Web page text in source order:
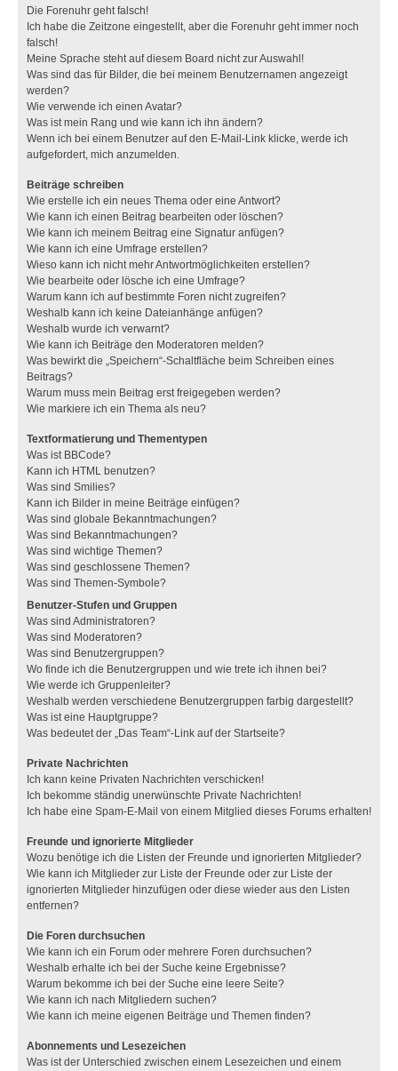
Die Forenuhr geht falsch!
Ich habe die Zeitzone eingestellt, aber die Forenuhr geht immer noch
falsch!
Meine Sprache steht auf diesem Board nicht zur Auswahl!
Was sind das für Bilder, die bei meinem Benutzernamen angezeigt
werden?
Wie verwende ich einen Avatar?
Was ist mein Rang und wie kann ich ihn ändern?
Wenn ich bei einem Benutzer auf den E-Mail-Link klicke, werde ich
aufgefordert, mich anzumelden.
Beiträge schreiben
Wie erstelle ich ein neues Thema oder eine Antwort?
Wie kann ich einen Beitrag bearbeiten oder löschen?
Wie kann ich meinem Beitrag eine Signatur anfügen?
Wie kann ich eine Umfrage erstellen?
Wieso kann ich nicht mehr Antwortmöglichkeiten erstellen?
Wie bearbeite oder lösche ich eine Umfrage?
Warum kann ich auf bestimmte Foren nicht zugreifen?
Weshalb kann ich keine Dateianhänge anfügen?
Weshalb wurde ich verwarnt?
Wie kann ich Beiträge den Moderatoren melden?
Was bewirkt die „Speichern“-Schaltfläche beim Schreiben eines
Beitrags?
Warum muss mein Beitrag erst freigegeben werden?
Wie markiere ich ein Thema als neu?
Textformatierung und Thementypen
Was ist BBCode?
Kann ich HTML benutzen?
Was sind Smilies?
Kann ich Bilder in meine Beiträge einfügen?
Was sind globale Bekanntmachungen?
Was sind Bekanntmachungen?
Was sind wichtige Themen?
Was sind geschlossene Themen?
Was sind Themen-Symbole?
Benutzer-Stufen und Gruppen
Was sind Administratoren?
Was sind Moderatoren?
Was sind Benutzergruppen?
Wo finde ich die Benutzergruppen und wie trete ich ihnen bei?
Wie werde ich Gruppenleiter?
Weshalb werden verschiedene Benutzergruppen farbig dargestellt?
Was ist eine Hauptgruppe?
Was bedeutet der „Das Team“-Link auf der Startseite?
Private Nachrichten
Ich kann keine Privaten Nachrichten verschicken!
Ich bekomme ständig unerwünschte Private Nachrichten!
Ich habe eine Spam-E-Mail von einem Mitglied dieses Forums erhalten!
Freunde und ignorierte Mitglieder
Wozu benötige ich die Listen der Freunde und ignorierten Mitglieder?
Wie kann ich Mitglieder zur Liste der Freunde oder zur Liste der
ignorierten Mitglieder hinzufügen oder diese wieder aus den Listen
entfernen?
Die Foren durchsuchen
Wie kann ich ein Forum oder mehrere Foren durchsuchen?
Weshalb erhalte ich bei der Suche keine Ergebnisse?
Warum bekomme ich bei der Suche eine leere Seite?
Wie kann ich nach Mitgliedern suchen?
Wie kann ich meine eigenen Beiträge und Themen finden?
Abonnements und Lesezeichen
Was ist der Unterschied zwischen einem Lesezeichen und einem